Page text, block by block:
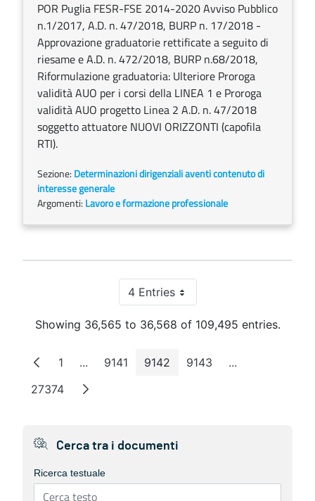
POR Puglia FESR-FSE 2014-2020 Avviso Pubblico
n.1/2017, A.D. n. 47/2018, BURP n. 17/2018 -
Approvazione graduatorie rettificate a seguito di
riesame e A.D. n. 472/2018, BURP n.68/2018,
Riformulazione graduatoria: Ulteriore Proroga
validità AUO per i corsi della LINEA 1 e Proroga
validità AUO progetto Linea 2 A.D. n. 47/2018
soggetto attuatore NUOVI ORIZZONTI (capofila
RTI).
Sezione: Determinazioni dirigenziali aventi contenuto di
interesse generale
Argomenti: Lavoro e formazione professionale
4 EntriesPer Page
Showing 36,565 to 36,568 of 109,495 entries.
Page
1 ...Intermediate Pages
Page
9141 Page
9142 Page
9143 ...Intermediate
Page
27374
Cerca tra i documenti
Ricerca testuale